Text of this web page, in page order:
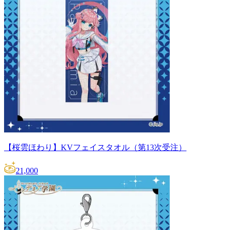
【桜雲ほわり】KVフェイスタオル（第13次受注）
21,000